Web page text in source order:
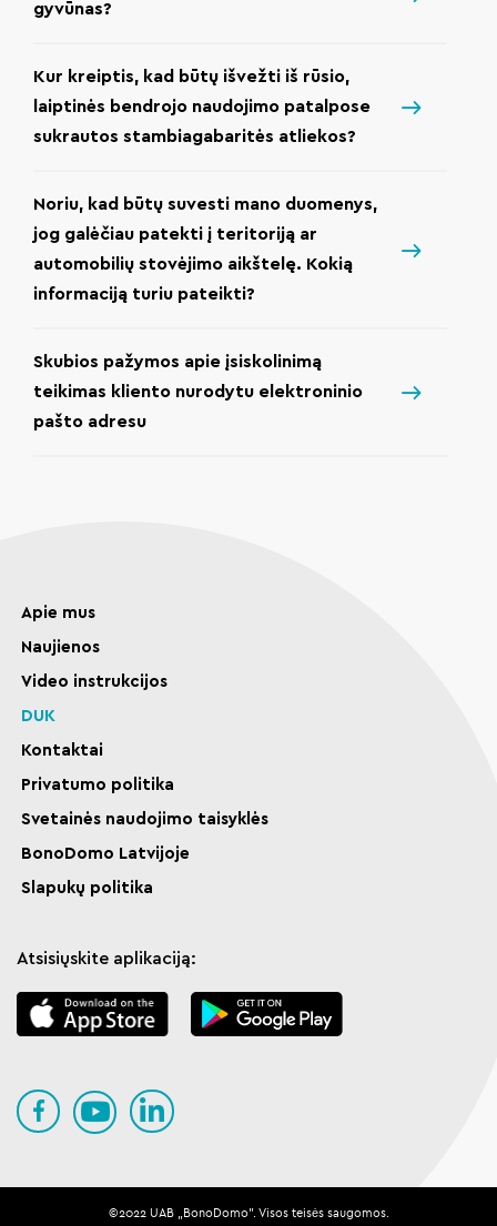
gyvūnas?
Kur kreiptis, kad būtų išvežti iš rūsio,
laiptinės bendrojo naudojimo patalpose
sukrautos stambiagabaritės atliekos?
Noriu, kad būtų suvesti mano duomenys,
jog galėčiau patekti į teritoriją ar
automobilių stovėjimo aikštelę. Kokią
informaciją turiu pateikti?
Skubios pažymos apie įsiskolinimą
teikimas kliento nurodytu elektroninio
pašto adresu
Apie mus
Naujienos
Video instrukcijos
DUK
Kontaktai
Privatumo politika
Svetainės naudojimo taisyklės
BonoDomo Latvijoje
Slapukų politika
Atsisiųskite aplikaciją:
©️️️️️2022 UAB „BonoDomo". Visos teisės saugomos.